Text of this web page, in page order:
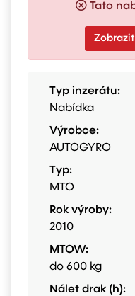
Tato
Typ inzerátu:
Nabídka
Výrobce:
AUTOGYRO
Typ:
MTO
Rok výroby:
2010
MTOW:
do 600 kg
Nálet drak (h):